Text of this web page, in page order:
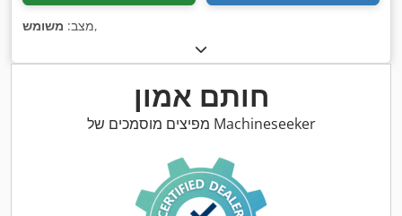
מצב: משומש ,
חותם אמון
מפיצים מוסמכים של Machineseeker